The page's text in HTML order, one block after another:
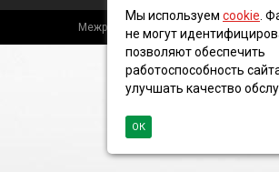
Межрегиональная кабельная
Мы используем cookie .
не могут
позволяют обеспечить
работоспособность
улучшать качество
ОК